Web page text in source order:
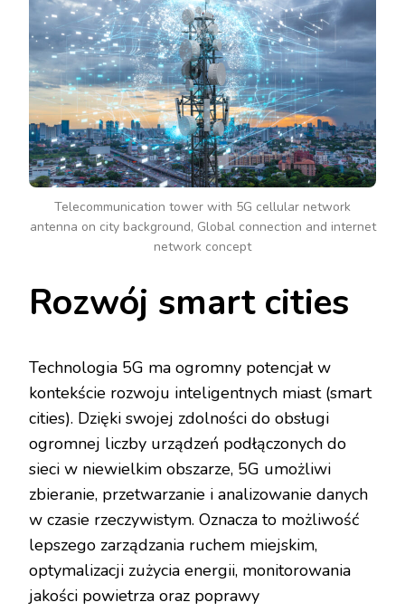
Telecommunication tower with 5G cellular network
antenna on city background, Global connection and internet
network concept
Rozwój smart cities
Technologia 5G ma ogromny potencjał w
kontekście rozwoju inteligentnych miast (smart
cities). Dzięki swojej zdolności do obsługi
ogromnej liczby urządzeń podłączonych do
sieci w niewielkim obszarze, 5G umożliwi
zbieranie, przetwarzanie i analizowanie danych
w czasie rzeczywistym. Oznacza to możliwość
lepszego zarządzania ruchem miejskim,
optymalizacji zużycia energii, monitorowania
jakości powietrza oraz poprawy